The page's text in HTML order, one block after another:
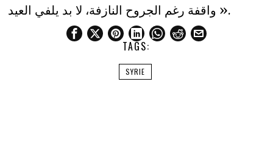
واقفة رغم الجروح النازفة، لا بد يلفي العيد ».
TAGS:
SYRIE